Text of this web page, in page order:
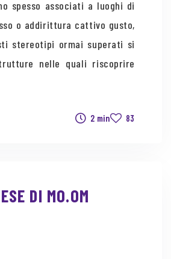
spesso associati a luoghi di
o addirittura cattivo gusto,
stereotipi ormai superati si
nelle quali riscoprire
83
2 min
DI MO.OM